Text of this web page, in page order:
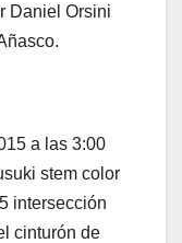
Daniel Orsini
a las 3:00
stem color
intersección
cinturón de